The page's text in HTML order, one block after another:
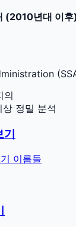
(2010년대 이후)
의
정밀 분석
이름들